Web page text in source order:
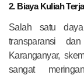
2. Biaya Kuliah
Salah satu
transparansi
Karanganyar,
sangat